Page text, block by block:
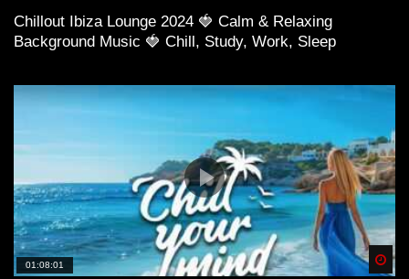
Chillout Ibiza Lounge 2024 🍓 Calm & Relaxing
Background Music 🍓 Chill, Study, Work, Sleep
01:08:01